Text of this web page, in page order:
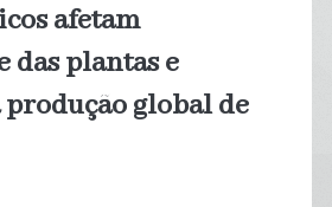
afetam
das plantas e
produção global de